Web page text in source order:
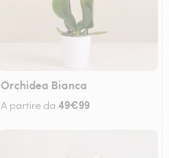
Orchidea Bianca
A partire da 49€99